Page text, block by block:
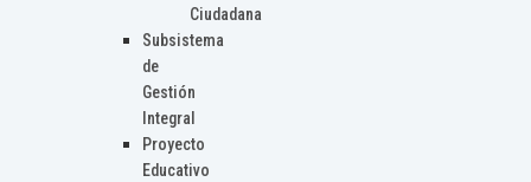
Ciudadana
Subsistema
de
Gestión
Integral
Proyecto
Educativo